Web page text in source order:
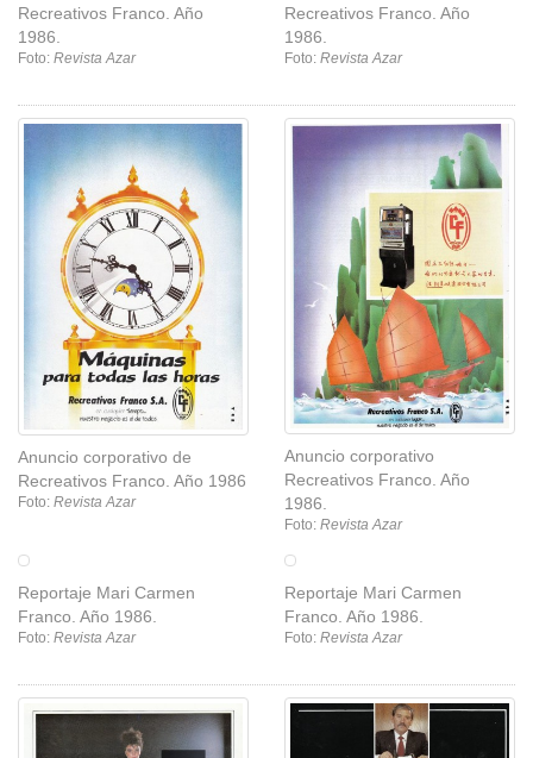
Recreativos Franco. Año
1986.
Foto: Revista Azar
Recreativos Franco. Año
1986.
Foto: Revista Azar
Anuncio corporativo de
Recreativos Franco. Año 1986
Foto: Revista Azar
Anuncio corporativo
Recreativos Franco. Año
1986.
Foto: Revista Azar
Reportaje Mari Carmen
Franco. Año 1986.
Foto: Revista Azar